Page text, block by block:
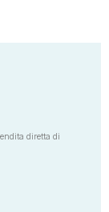
diretta di